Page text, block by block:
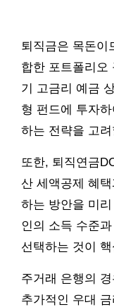
퇴직금은 목돈이
합한 포트폴리오
기 고금리 예금
형 펀드에 투자
하는 전략을 고
또한, 퇴직연금
산 세액공제 혜
하는 방안을 미
인의 소득 수준
선택하는 것이
주거래 은행의
추가적인 우대